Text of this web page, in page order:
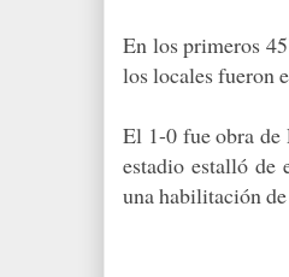
En los primeros
los locales fueron
El 1-0 fue obra de
estadio estalló de
una habilitación